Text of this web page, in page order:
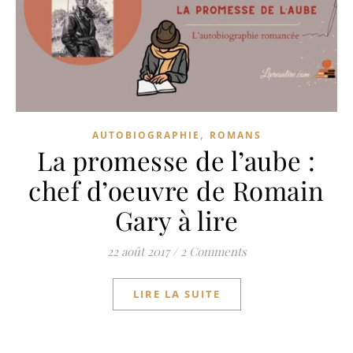
AUTOBIOGRAPHIE , ROMANS
La promesse de l’aube :
chef d’oeuvre de Romain
Gary à lire
22 août 2017 / 2 Comments
LIRE LA SUITE